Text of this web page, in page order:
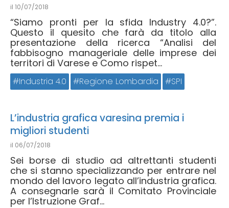
il 10/07/2018
“Siamo pronti per la sfida Industry 4.0?”.
Questo il quesito che farà da titolo alla
presentazione della ricerca “Analisi del
fabbisogno manageriale delle imprese dei
territori di Varese e Como rispet...
Industria 4.0 Regione Lombardia SPI
L’industria grafica varesina premia i
migliori studenti
il 06/07/2018
Sei borse di studio ad altrettanti studenti
che si stanno specializzando per entrare nel
mondo del lavoro legato all’industria grafica.
A consegnarle sarà il Comitato Provinciale
per l’Istruzione Graf...